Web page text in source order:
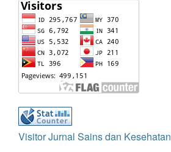
Visitor Jurnal Sains dan Kesehatan